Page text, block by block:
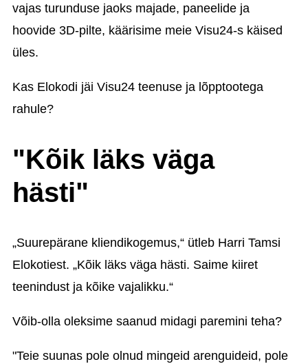
vajas turunduse jaoks majade, paneelide ja
hoovide 3D-pilte, käärisime meie Visu24-s käised
üles.
Kas Elokodi jäi Visu24 teenuse ja lõpptootega
rahule?
"Kõik läks väga
hästi"
„Suurepärane kliendikogemus,“ ütleb Harri Tamsi
Elokotiest. „Kõik läks väga hästi. Saime kiiret
teenindust ja kõike vajalikku.“
Võib-olla oleksime saanud midagi paremini teha?
"Teie suunas pole olnud mingeid arenguideid, pole